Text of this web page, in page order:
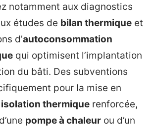
notamment aux diagnostics
études de bilan thermique et
d’autoconsommation
qui optimisent l’implantation
du bâti. Des subventions
pour la mise en
isolation thermique renforcée,
pompe à chaleur ou d’un